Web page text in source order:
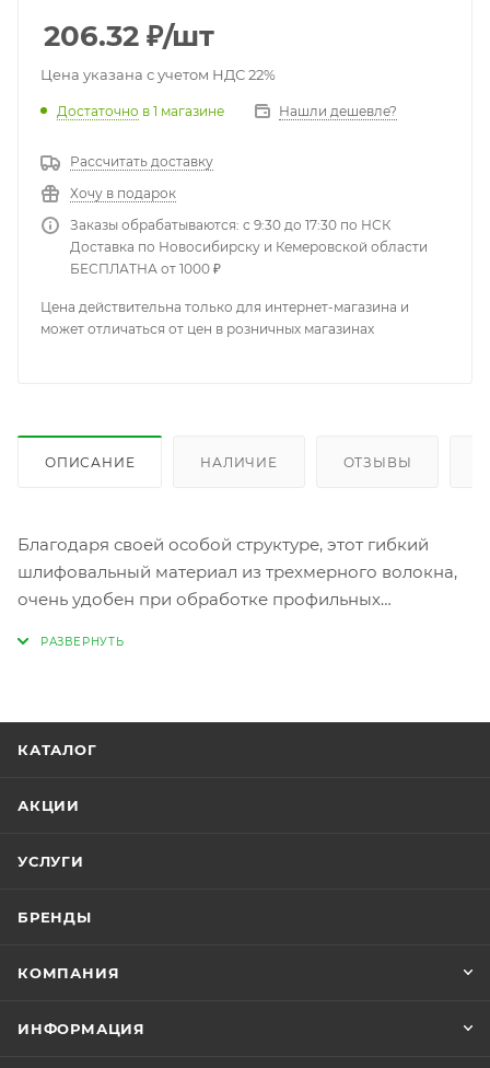
206.32 ₽/шт
Цена указана с учетом НДС 22%
Достаточно в 1 магазине Нашли дешевле?
Рассчитать доставку
Хочу в подарок
Заказы обрабатываются: с 9:30 до 17:30 по НСК
Доставка по Новосибирску и Кемеровской области
БЕСПЛАТНА от 1000 ₽
Цена действительна только для интернет-магазина и
может отличаться от цен в розничных магазинах
ОПИСАНИЕ НАЛИЧИЕ ОТЗЫВЫ
Благодаря своей особой структуре, этот гибкий
шлифовальный материал из трехмерного волокна,
очень удобен при обработке профильных
КАТАЛОГ
АКЦИИ
УСЛУГИ
БРЕНДЫ
КОМПАНИЯ
ИНФОРМАЦИЯ